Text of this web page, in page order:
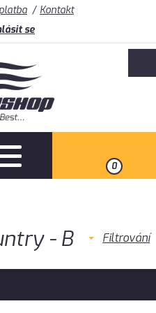
Kontakt
se
0
- B Filtrování